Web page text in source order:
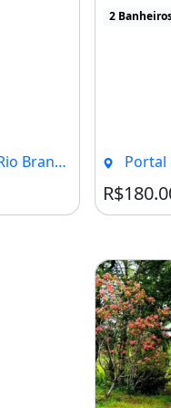
- AC
2
Portal da